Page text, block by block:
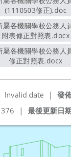
(1110503修正).doc
附表修正對照表.docx
修正對照表.docx
發
Invalid date
|
最後更新日
376 |